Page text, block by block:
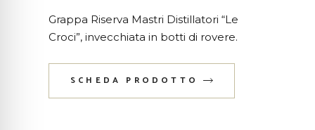
Grappa Riserva Mastri Distillatori “Le
Croci”, invecchiata in botti di rovere.
SCHEDA PRODOTTO